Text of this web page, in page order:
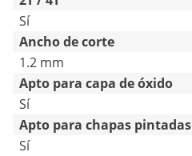
Sí
Ancho de corte
1.2 mm
Apto para capa de óxido
Sí
Apto para chapas pintadas
Sí